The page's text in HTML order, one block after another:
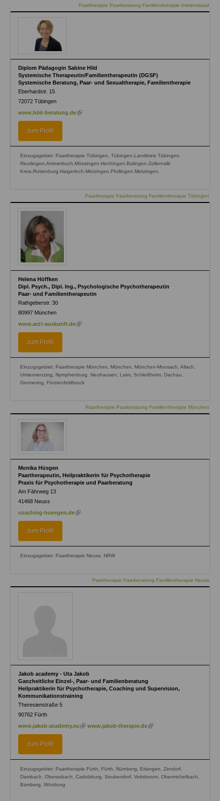
Paartherapie Paarberatung Familientherapie Immenstaad
Diplom Pädagogin Sabine Hild
Systemische Therapeutin/Familientherapeutin (DGSF)
Systemische Beratung, Paar- und Sexualtherapie, Familientherapie
Eberhardstr. 15
72072 Tübingen
www.hild-beratung.de (link
zum Profil
Einzugsgebiet: Paartherapie Tübingen, Tübingen,Landkreis Tübingen.
Reutlingen,Ammerbuch,Mössingen.Hechingen.Balingen.Zollernalb
Kreis,Rottenburg.Haigerloch.Metzingen.Pfullingen.Metzingen.
Paartherapie Paarberatung Familientherapie Tübingen
Helena Höffken
Dipl. Psych., Dipl. Ing., Psychologische Psychotherapeutin
Paar- und Familientherapeutin
Rathgeberstr. 30
80997 München
www.arzt-auskunft.de (link
zum Profil
Einzugsgebiet: Paartherapie München, München, München-Moosach, Allach,
Umtermenzing, Nymphenburg, Neuhausen, Laim, Schleißheim, Dachau,
Germering, Fürstenfeldbruck
Paartherapie Paarberatung Familientherapie München
Monika Hüsgen
Paartherapeutin, Heilpraktikerin für Psychotherapie
Praxis für Psychotherapie und Paarberatung
Am Fährweg 13
41468 Neuss
coaching-huesgen.de (link
zum Profil
Einzugsgebiet: Paartherapie Neuss, NRW
Paartherapie Paarberatung Familientherapie Neuss
Jakob academy - Uta Jakob
Ganzheitliche Einzel-, Paar- und Familienberatung
Heilpraktikerin für Psychotherapie, Coaching und Supervision,
Kommunikationstraining
Theresienstraße 5
90762 Fürth
www.jakob-academy.eu (linkwww.jakob-therapie.de (link
zum Profil
Einzugsgebiet: Paartherapie Fürth, Fürth, Nürnberg, Erlangen, Zirndorf,
Dambach, Oberasbach, Cadolzburg, Seukendorf, Veitsbronn, Obermichelbach,
Bamberg, Würzburg